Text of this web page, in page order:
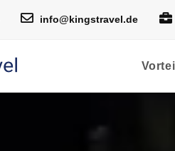
info@kingstravel.de